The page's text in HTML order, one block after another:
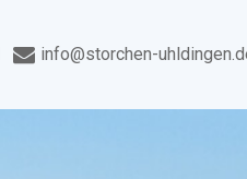
info@storchen-